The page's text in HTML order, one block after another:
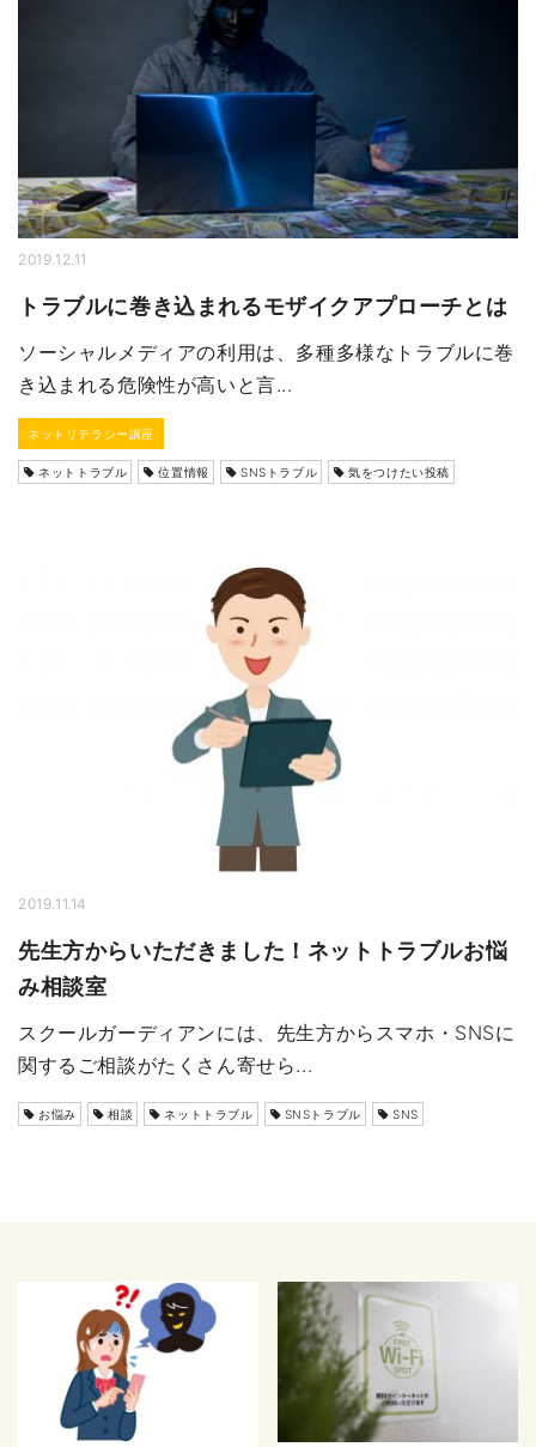
2019.12.11
トラブルに巻き込まれるモザイクアプローチとは
ソーシャルメディアの利用は、多種多様なトラブルに巻
き込まれる危険性が高いと言...
ネットリテラシー講座
ネットトラブル 位置情報 SNSトラブル 気をつけたい投稿
2019.11.14
先生方からいただきました！ネットトラブルお悩
み相談室
スクールガーディアンには、先生方からスマホ・SNSに
関するご相談がたくさん寄せら...
お悩み 相談 ネットトラブル SNSトラブル SNS